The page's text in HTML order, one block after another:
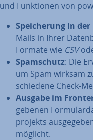
und Funk­tio­nen von
Spei­che­rung in
Mails in Ihrer
Formate wie CSV
Spam­schutz: Die
um Spam wirksam
schie­de­ne Check-
Ausgabe im
ge­be­nen
pro­jekts
mög­licht.